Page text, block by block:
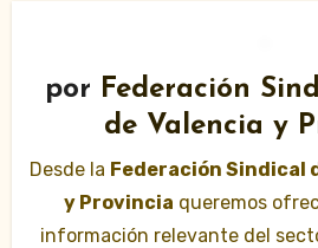
por Federación
de Valencia y
Desde la Federación Sindical
y Provincia queremos
información relevante del